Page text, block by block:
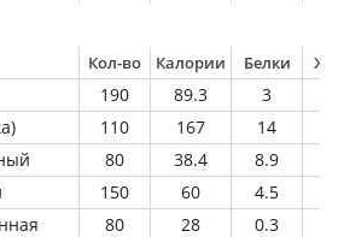
Кол-во Калории Белки
190 89.3 3
110 167 14
80 38.4 8.9
150 60 4.5
80 28 0.3